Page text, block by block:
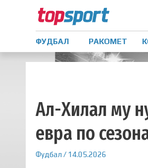
ФУДБАЛ РАКОМЕТ
Ал-Хилал му
евра по
Фудбал / 14.05.2026